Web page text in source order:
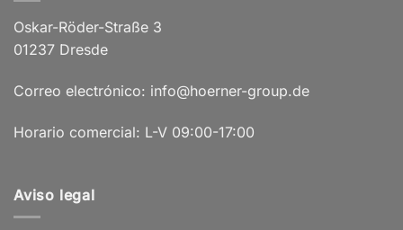
Oskar-Röder-Straße 3
01237 Dresde
Correo electrónico: info@hoerner-group.de
Horario comercial: L-V 09:00-17:00
Aviso legal